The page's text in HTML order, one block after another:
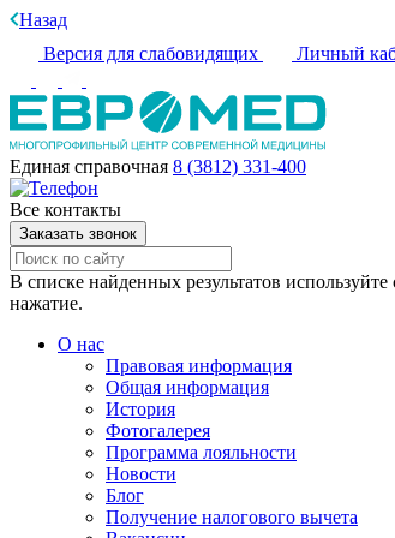
Назад
Версия для слабовидящих
Личный
Единая справочная 8 (3812) 331-400
Все контакты
Заказать звонок
В списке найденных результатов
нажатие.
О нас
Правовая информация
Общая информация
История
Фотогалерея
Программа лояльности
Новости
Блог
Получение налогового вычета